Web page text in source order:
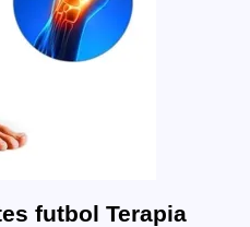
futbol Terapia